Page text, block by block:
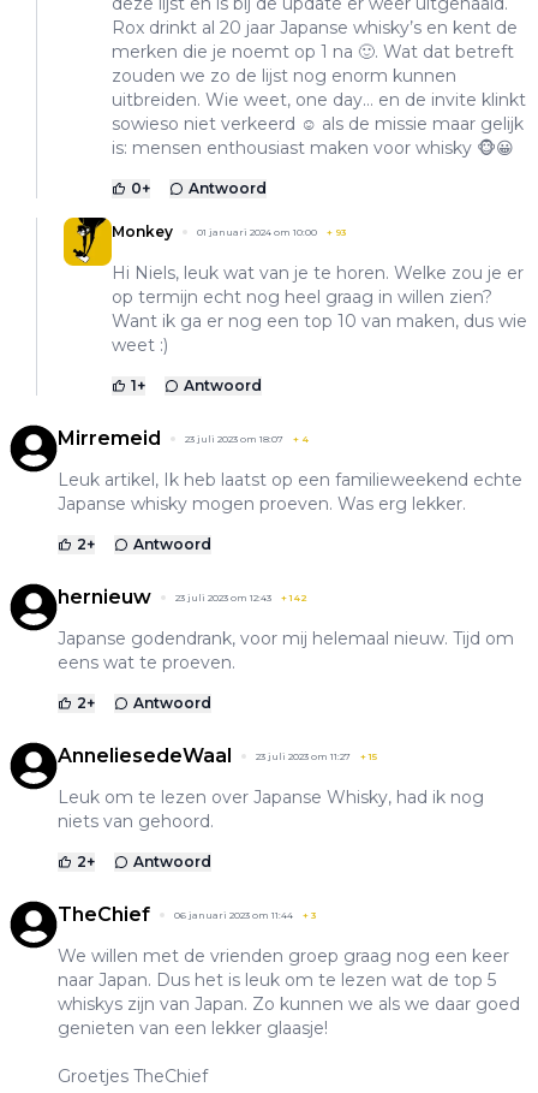
Rox drinkt al 20 jaar Japanse whisky’s en kent de
merken die je noemt op 1 na 🙂. Wat dat betreft
zouden we zo de lijst nog enorm kunnen
uitbreiden. Wie weet, one day… en de invite klinkt
sowieso niet verkeerd ☺️ als de missie maar gelijk
is: mensen enthousiast maken voor whisky 🐵😀
0+ Antwoord
Monkey 01 januari 2024 om 10:00 + 93
Hi Niels, leuk wat van je te horen. Welke zou je er
op termijn echt nog heel graag in willen zien?
Want ik ga er nog een top 10 van maken, dus wie
weet :)
1+ Antwoord
Mirremeid 23 juli 2023 om 18:07 + 4
Leuk artikel, Ik heb laatst op een familieweekend echte
Japanse whisky mogen proeven. Was erg lekker.
2+ Antwoord
hernieuw 23 juli 2023 om 12:43 +142
Japanse godendrank, voor mij helemaal nieuw. Tijd om
eens wat te proeven.
2+ Antwoord
AnneliesedeWaal 23 juli 2023 om 11:27 +15
Leuk om te lezen over Japanse Whisky, had ik nog
niets van gehoord.
2+ Antwoord
TheChief 06 januari 2023 om 11:44 + 3
We willen met de vrienden groep graag nog een keer
naar Japan. Dus het is leuk om te lezen wat de top 5
whiskys zijn van Japan. Zo kunnen we als we daar goed
genieten van een lekker glaasje!
Groetjes TheChief